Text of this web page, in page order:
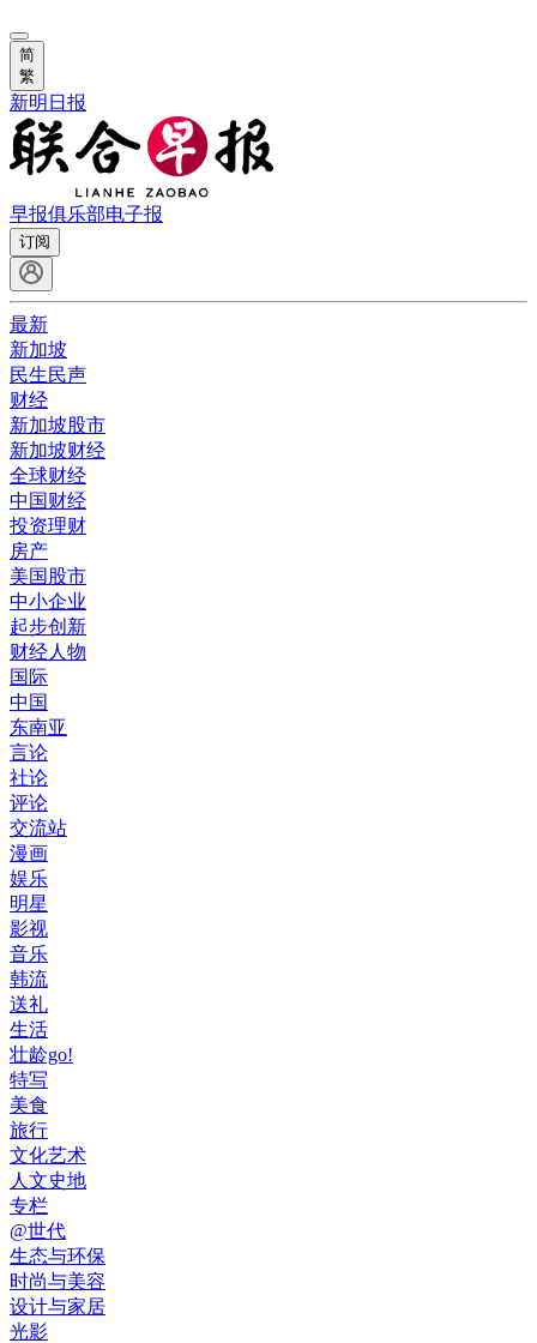
简
繁
新明日报
早报俱乐部电子报
订阅
最新
新加坡
民生民声
财经
新加坡股市
新加坡财经
全球财经
中国财经
投资理财
房产
美国股市
中小企业
起步创新
财经人物
国际
中国
东南亚
言论
社论
评论
交流站
漫画
娱乐
明星
影视
音乐
韩流
送礼
生活
壮龄go!
特写
美食
旅行
文化艺术
人文史地
专栏
@世代
生态与环保
时尚与美容
设计与家居
光影